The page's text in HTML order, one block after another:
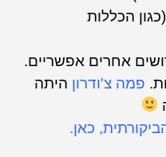
הכללות
אחרים אפשריים.
פמה צ'ודרון היתה
כאן.